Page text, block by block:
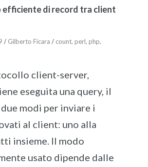
efficiente di record tra client
/ Gilberto Ficara / count, perl, php,
client-server,
eseguita una query, il
modi per inviare i
al client: uno alla
insieme. Il modo
usato dipende dalle